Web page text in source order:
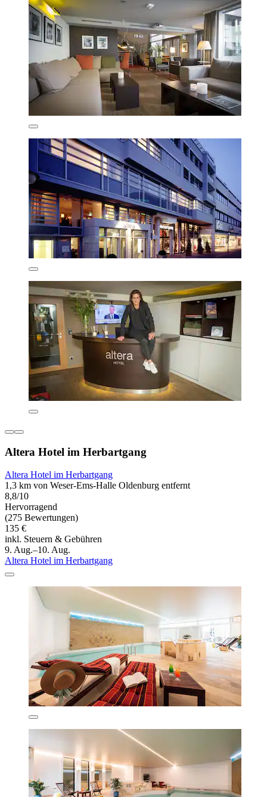
Altera Hotel im Herbartgang
Altera Hotel im Herbartgang
1,3 km von Weser-Ems-Halle Oldenburg entfernt
8,8/10
Hervorragend
(275 Bewertungen)
135 €
inkl. Steuern & Gebühren
9. Aug.–10. Aug.
Altera Hotel im Herbartgang